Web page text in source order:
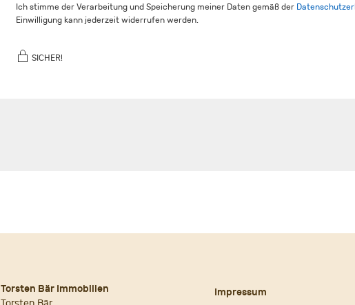
Ich stimme der Verarbeitung und Speicherung meiner Daten gemäß der
Einwilligung kann jederzeit widerrufen werden.
SICHER!
Torsten Bär Immobilien
Impressum